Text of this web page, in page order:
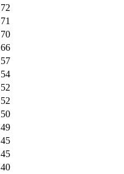
72
71
70
66
57
54
52
52
50
49
45
45
40